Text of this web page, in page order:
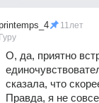
Гуру
11лет
О, да, приятно
сказала, что
Правда, я не